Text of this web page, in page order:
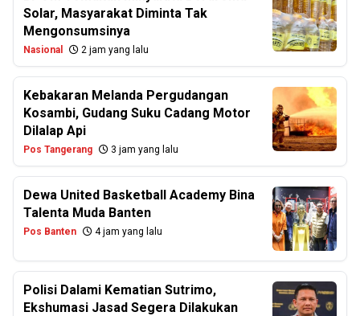
Solar, Masyarakat Diminta Tak
Mengonsumsinya
Nasional 2 jam yang lalu
Kebakaran Melanda Pergudangan
Kosambi, Gudang Suku Cadang Motor
Dilalap Api
Pos Tangerang 3 jam yang lalu
Dewa United Basketball Academy Bina
Talenta Muda Banten
Pos Banten 4 jam yang lalu
Polisi Dalami Kematian Sutrimo,
Ekshumasi Jasad Segera Dilakukan